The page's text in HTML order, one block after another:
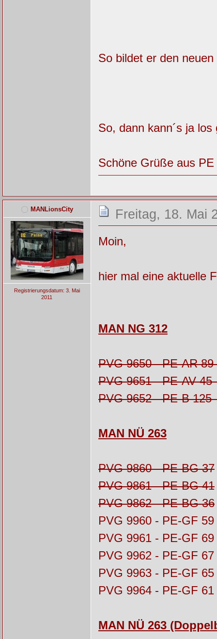
So bildet er den
So, dann kann´s ja
Schöne Grüße aus PE
MANLionsCity
Registrierungsdatum: 3. Mai
2011
Freitag, 18. Mai
Moin,
hier mal eine aktuelle
MAN NG 312
PVG 9650 - PE-AR
PVG 9651 - PE-AV 45
PVG 9652 - PE-B 125
MAN NÜ 263
PVG 9860 - PE-BG 37
PVG 9861 - PE-BG 41
PVG 9862 - PE-BG 36
PVG 9960 - PE-GF 59
PVG 9961 - PE-GF 69
PVG 9962 - PE-GF 67
PVG 9963 - PE-GF 65
PVG 9964 - PE-GF 61
MAN NÜ 263